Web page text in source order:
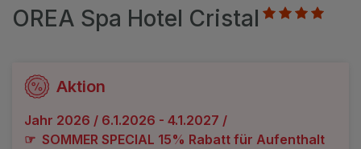
Bewertungen
Karte
Kontakt
OREA Spa Hotel Cristal
Aktion
Jahr 2026 / 6.1.2026 - 4.1.2027 /
☞ SOMMER SPECIAL 15% Rabatt für Aufenthalt